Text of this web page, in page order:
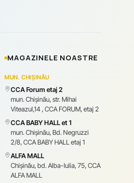
MAGAZINELE NOASTRE
MUN. CHIȘINĂU
CCA Forum etaj 2
mun. Chişinău, str. Mihai
Viteazul,14 , CCA FORUM, etaj 2
CCA BABY HALL et 1
mun. Chişinău, Bd. Negruzzi
2/8, CCA BABY HALL etaj 1
ALFA MALL
Chișinău, bd. Alba-Iulia, 75, CCA
ALFA MALL